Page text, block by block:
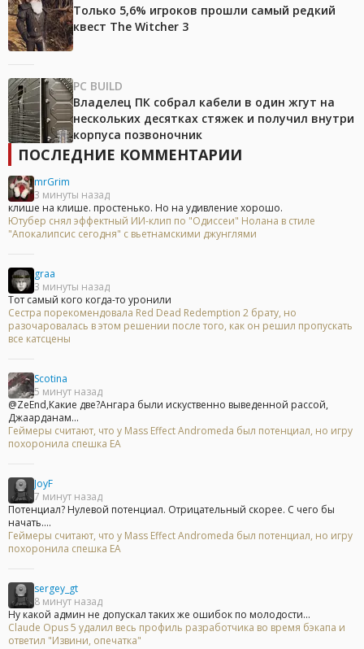
Только 5,6% игроков прошли самый редкий
квест The Witcher 3
PC BUILD
Владелец ПК собрал кабели в один жгут на
нескольких десятках стяжек и получил внутри
корпуса позвоночник
ПОСЛЕДНИЕ КОММЕНТАРИИ
mrGrim
3 минуты назад
клише на клише. простенько. Но на удивление хорошо.
Ютубер снял эффектный ИИ-клип по "Одиссеи" Нолана в стиле
"Апокалипсис сегодня" с вьетнамскими джунглями
graa
3 минуты назад
Тот самый кого когда-то уронили
Сестра порекомендовала Red Dead Redemption 2 брату, но
разочаровалась в этом решении после того, как он решил пропускать
все катсцены
Scotina
5 минут назад
@ZeEnd,Какие две?Ангара были искуственно выведенной рассой,
Джаарданам...
Геймеры считают, что у Mass Effect Andromeda был потенциал, но игру
похоронила спешка EA
JoyF
7 минут назад
Потенциал? Нулевой потенциал. Отрицательный скорее. С чего бы
начать....
Геймеры считают, что у Mass Effect Andromeda был потенциал, но игру
похоронила спешка EA
sergey_gt
8 минут назад
Ну какой админ не допускал таких же ошибок по молодости...
Claude Opus 5 удалил весь профиль разработчика во время бэкапа и
ответил "Извини, опечатка"